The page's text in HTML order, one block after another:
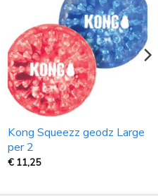
Kong Squeezz geodz Large
per 2
€ 11,25